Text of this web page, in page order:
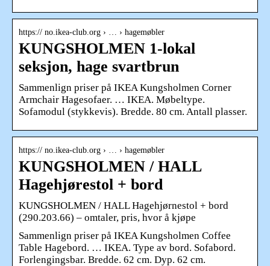
https:// no.ikea-club.org › … › hagemøbler
KUNGSHOLMEN 1-lokal
seksjon, hage svartbrun
Sammenlign priser på IKEA Kungsholmen Corner
Armchair Hagesofaer. … IKEA. Møbeltype.
Sofamodul (stykkevis). Bredde. 80 cm. Antall plasser.
https:// no.ikea-club.org › … › hagemøbler
KUNGSHOLMEN / HALL
Hagehjørestol + bord
KUNGSHOLMEN / HALL Hagehjørnestol + bord
(290.203.66) – omtaler, pris, hvor å kjøpe
Sammenlign priser på IKEA Kungsholmen Coffee
Table Hagebord. … IKEA. Type av bord. Sofabord.
Forlengingsbar. Bredde. 62 cm. Dyp. 62 cm.